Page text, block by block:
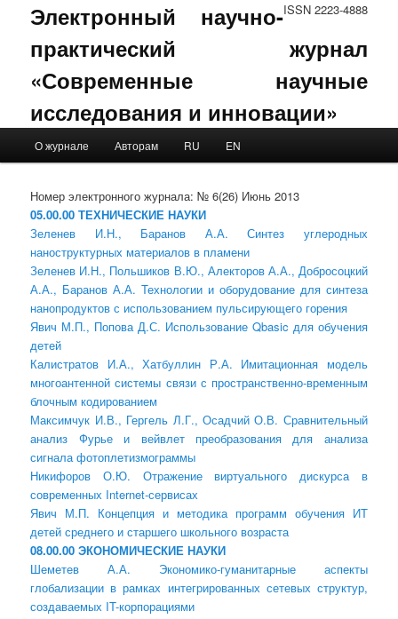
ISSN 2223-4888
Электронный научно-
практический журнал
«Современные научные
исследования и инновации»
Skip to primary content
Skip to secondary content
О журнале Авторам RU EN
Номер электронного журнала: № 6(26) Июнь 2013
05.00.00 ТЕХНИЧЕСКИЕ НАУКИ
Зеленев И.Н., Баранов А.А. Синтез углеродных
наноструктурных материалов в пламени
Зеленев И.Н., Польшиков В.Ю., Алекторов А.А., Добросоцкий
А.А., Баранов А.А. Технологии и оборудование для синтеза
нанопродуктов с использованием пульсирующего горения
Явич М.П., Попова Д.С. Использование Qbasic для обучения
детей
Калистратов И.А., Хатбуллин Р.А. Имитационная модель
многоантенной системы связи с пространственно-временным
блочным кодированием
Максимчук И.В., Гергель Л.Г., Осадчий О.В. Сравнительный
анализ Фурье и вейвлет преобразования для анализа
сигнала фотоплетизмограммы
Никифоров О.Ю. Отражение виртуального дискурса в
современных Internet-сервисах
Явич М.П. Концепция и методика программ обучения ИТ
детей среднего и старшего школьного возраста
08.00.00 ЭКОНОМИЧЕСКИЕ НАУКИ
Шеметев А.А. Экономико-гуманитарные аспекты
глобализации в рамках интегрированных сетевых структур,
создаваемых IT-корпорациями